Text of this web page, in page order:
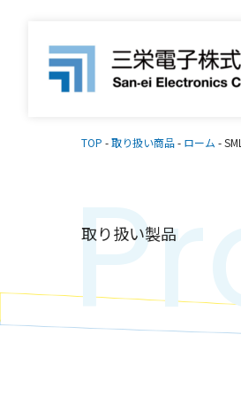
TOP -取り扱い商品- ローム -
取り扱い製品